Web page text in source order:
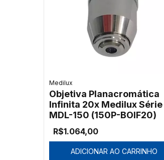
Medilux
Objetiva Planacromática
Infinita 20x Medilux Série
MDL-150 (150P-BOIF20)
R$1.064,00
ADICIONAR AO CARRINHO